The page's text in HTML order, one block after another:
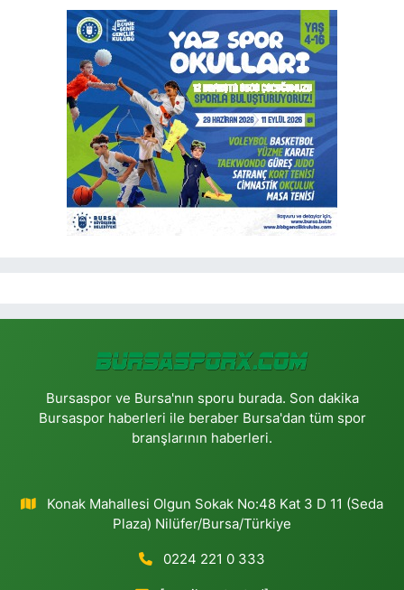
Bursaspor ve Bursa'nın sporu burada. Son dakika
Bursaspor haberleri ile beraber Bursa'dan tüm spor
branşlarının haberleri.
Konak Mahallesi Olgun Sokak No:48 Kat 3 D 11 (Seda
Plaza) Nilüfer/Bursa/Türkiye
0224 221 0 333